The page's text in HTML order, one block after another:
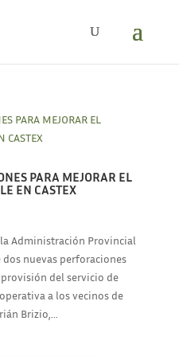
PARA MEJORAR EL
EN CASTEX
Administración Provincial
dos nuevas perforaciones
del servicio de
a los vecinos de
Brizio,...